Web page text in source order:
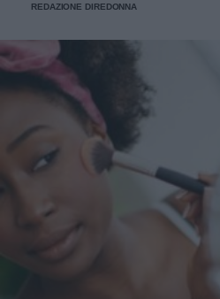
REDAZIONE DIREDONNA